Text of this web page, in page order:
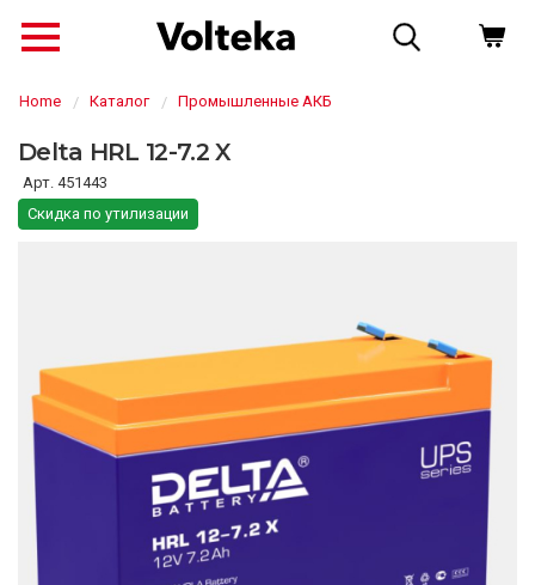
↗
Home Каталог Промышленные АКБ
Delta HRL 12-7.2 X
451443
Скидка по утилизации